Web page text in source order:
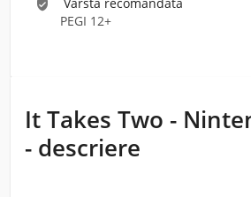
verified_user
PEGI 12+
It Takes Two -
- descriere